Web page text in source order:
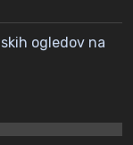
ogledov na